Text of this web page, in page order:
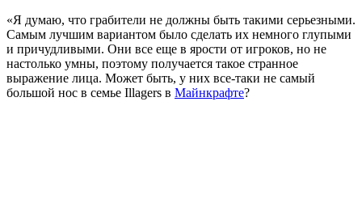
«Я думаю, что грабители не должны быть такими серьезными.
Самым лучшим вариантом было сделать их немного глупыми
и причудливыми. Они все еще в ярости от игроков, но не
настолько умны, поэтому получается такое странное
выражение лица. Может быть, у них все-таки не самый
большой нос в семье Illagers в Майнкрафте?